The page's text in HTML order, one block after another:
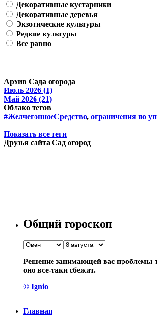
Декоративные кустарники
Декоративные деревья
Экзотические культуры
Редкие культуры
Все равно
Архив Сада огорода
Июль 2026 (1)
Май 2026 (21)
Облако тегов
#ЖелчегонноеСредство, ограничения по
Показать все теги
Друзья сайта Сад огород
Общий гороскоп
Решение занимающей вас проблемы
оно все-таки сбежит.
© Ignio
Главная